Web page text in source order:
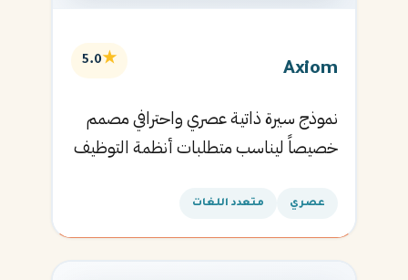
Axiom
★
5.0
نموذج سيرة ذاتية عصري واحترافي مصمم
خصيصاً ليناسب متطلبات أنظمة التوظيف
القادمة.
عصري متعدد اللغات